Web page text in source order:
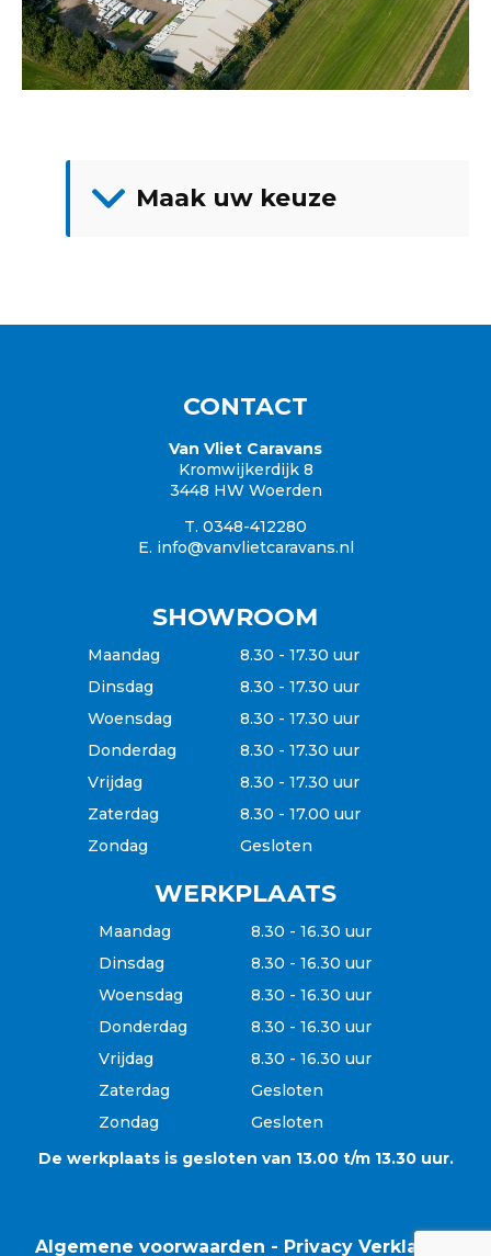
Maak uw keuze
Haal en breng service
Laatste nieuws
360 view
Zonnepanelen
CONTACT
Van Vliet Caravans
Kromwijkerdijk 8
3448 HW Woerden
T. 0348-412280
E. info@vanvlietcaravans.nl
SHOWROOM
Maandag
8.30 - 17.30 uur
Dinsdag
8.30 - 17.30 uur
Woensdag
8.30 - 17.30 uur
Donderdag
8.30 - 17.30 uur
Vrijdag
8.30 - 17.30 uur
Zaterdag
8.30 - 17.00 uur
Zondag
Gesloten
WERKPLAATS
Maandag
8.30 - 16.30 uur
Dinsdag
8.30 - 16.30 uur
Woensdag
8.30 - 16.30 uur
Donderdag
8.30 - 16.30 uur
Vrijdag
8.30 - 16.30 uur
Zaterdag
Gesloten
Zondag
Gesloten
De werkplaats is gesloten van 13.00 t/m 13.30 uur.
Algemene voorwaarden - Privacy Verklaring